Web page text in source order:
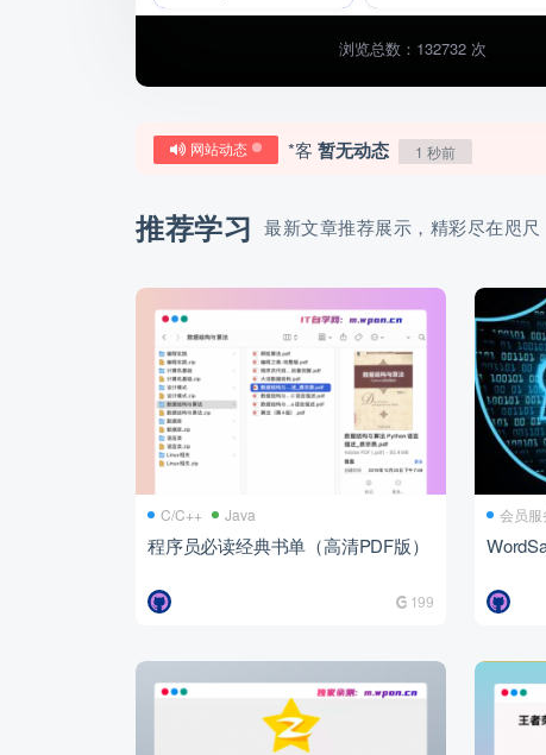
浏览总数：132732 次
网站动态 *客 暂无动态 1 秒前
推荐学习 最新文章推荐展示，精彩尽在咫尺
C/C++ Java
程序员必读经典书单（高清PDF版）
199
会员服